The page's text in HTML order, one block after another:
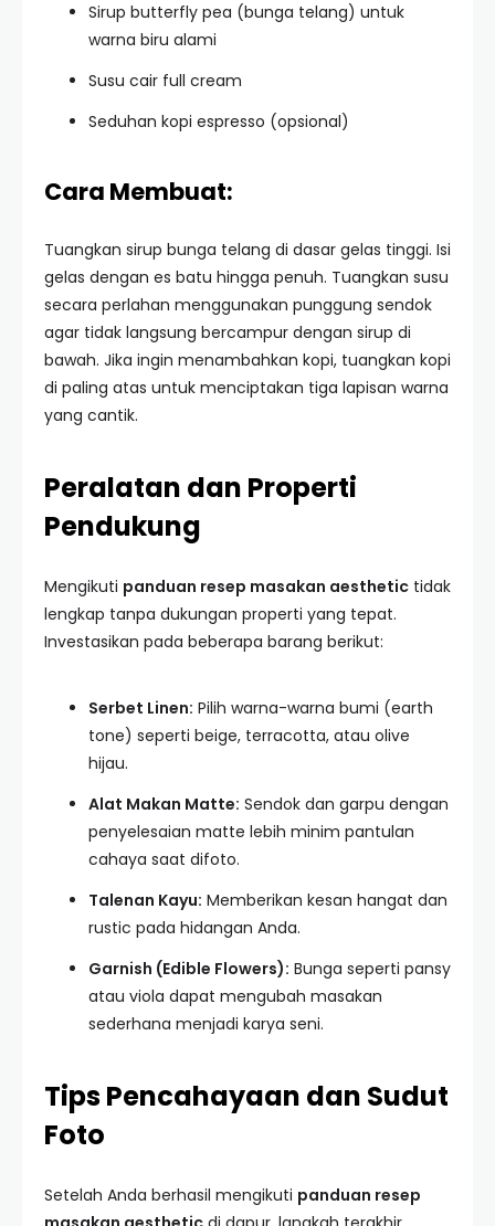
Sirup butterfly pea (bunga telang) untuk
warna biru alami
Susu cair full cream
Seduhan kopi espresso (opsional)
Cara Membuat:
Tuangkan sirup bunga telang di dasar gelas tinggi. Isi
gelas dengan es batu hingga penuh. Tuangkan susu
secara perlahan menggunakan punggung sendok
agar tidak langsung bercampur dengan sirup di
bawah. Jika ingin menambahkan kopi, tuangkan kopi
di paling atas untuk menciptakan tiga lapisan warna
yang cantik.
Peralatan dan Properti
Pendukung
Mengikuti panduan resep masakan aesthetic tidak
lengkap tanpa dukungan properti yang tepat.
Investasikan pada beberapa barang berikut:
Serbet Linen: Pilih warna-warna bumi (earth
tone) seperti beige, terracotta, atau olive
hijau.
Alat Makan Matte: Sendok dan garpu dengan
penyelesaian matte lebih minim pantulan
cahaya saat difoto.
Talenan Kayu: Memberikan kesan hangat dan
rustic pada hidangan Anda.
Garnish (Edible Flowers): Bunga seperti pansy
atau viola dapat mengubah masakan
sederhana menjadi karya seni.
Tips Pencahayaan dan Sudut
Foto
Setelah Anda berhasil mengikuti panduan resep